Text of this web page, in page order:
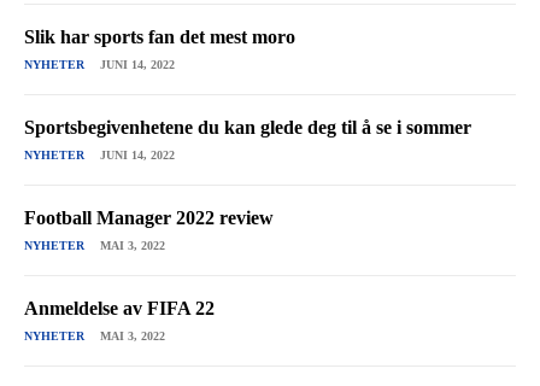
Slik har sports fan det mest moro
NYHETER JUNI 14, 2022
Sportsbegivenhetene du kan glede deg til å se i sommer
NYHETER JUNI 14, 2022
Football Manager 2022 review
NYHETER MAI 3, 2022
Anmeldelse av FIFA 22
NYHETER MAI 3, 2022